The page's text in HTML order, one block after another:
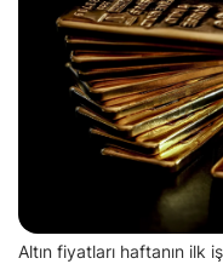
Altın fiyatları haftanın ilk